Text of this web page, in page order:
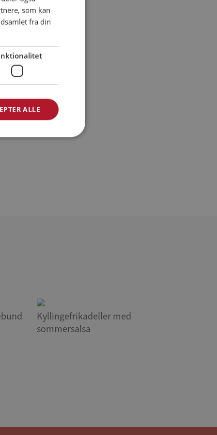
Kyllingefrikadeller med
sommersalsa
ENGLISH
GERMAN
som kan
fra din
ALLE